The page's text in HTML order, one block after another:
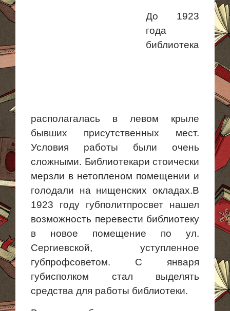
До 1923
года
библиотека
располагалась в левом крыле
бывших присутственных мест.
Условия работы были очень
сложными. Библиотекари стоически
мерзли в нетопленом помещении и
голодали на нищенских окладах.В
1923 году губполитпросвет нашел
возможность перевести библиотеку
в новое помещение по ул.
Сергиевской, уступленное
губпрофсоветом. С января
губисполком стал выделять
средства для работы библиотеки.